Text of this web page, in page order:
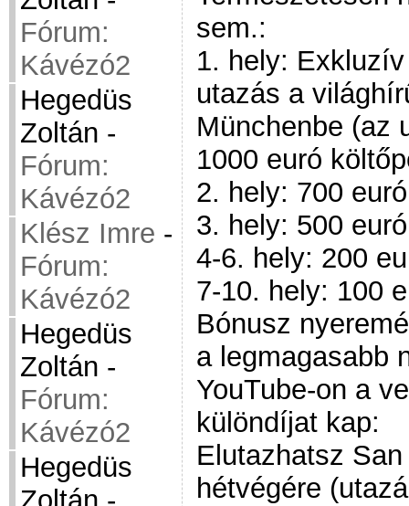
Fórum:
Kávézó2
Hegedüs
Zoltán -
Fórum:
Kávézó2
Klész Imre -
Fórum:
Kávézó2
Hegedüs
Zoltán -
Fórum:
Kávézó2
Hegedüs
sem.:
1. hely:
utazás a
Münchenbe (az
1000 euró
2. hely: 700
3. hely: 500
4-6. hely: 200
7-10. hely: 100
Bónusz
a legmagasabb
YouTube-on a
különdíjat kap:
Elutazhatsz
hétvégére